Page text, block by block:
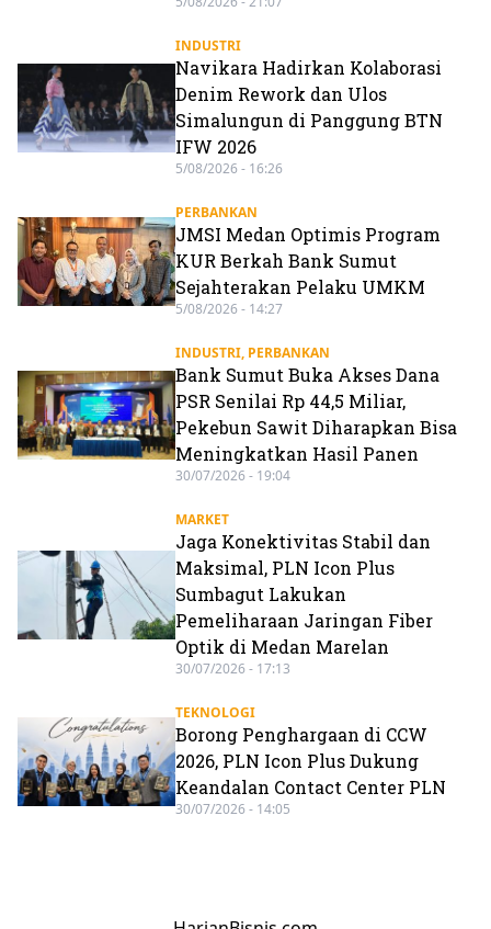
INDUSTRI
Navikara Hadirkan Kolaborasi
Denim Rework dan Ulos
Simalungun di Panggung BTN
IFW 2026
5/08/2026 - 16:26
PERBANKAN
JMSI Medan Optimis Program
KUR Berkah Bank Sumut
Sejahterakan Pelaku UMKM
5/08/2026 - 14:27
INDUSTRI, PERBANKAN
Bank Sumut Buka Akses Dana
PSR Senilai Rp 44,5 Miliar,
Pekebun Sawit Diharapkan Bisa
Meningkatkan Hasil Panen
30/07/2026 - 19:04
MARKET
Jaga Konektivitas Stabil dan
Maksimal, PLN Icon Plus
Sumbagut Lakukan
Pemeliharaan Jaringan Fiber
Optik di Medan Marelan
30/07/2026 - 17:13
TEKNOLOGI
Borong Penghargaan di CCW
2026, PLN Icon Plus Dukung
Keandalan Contact Center PLN
30/07/2026 - 14:05